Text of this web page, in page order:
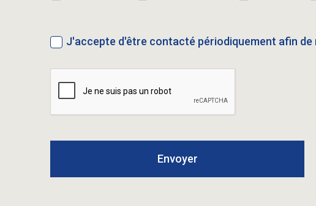
J'accepte d'être contacté périodiquement afin
Envoyer